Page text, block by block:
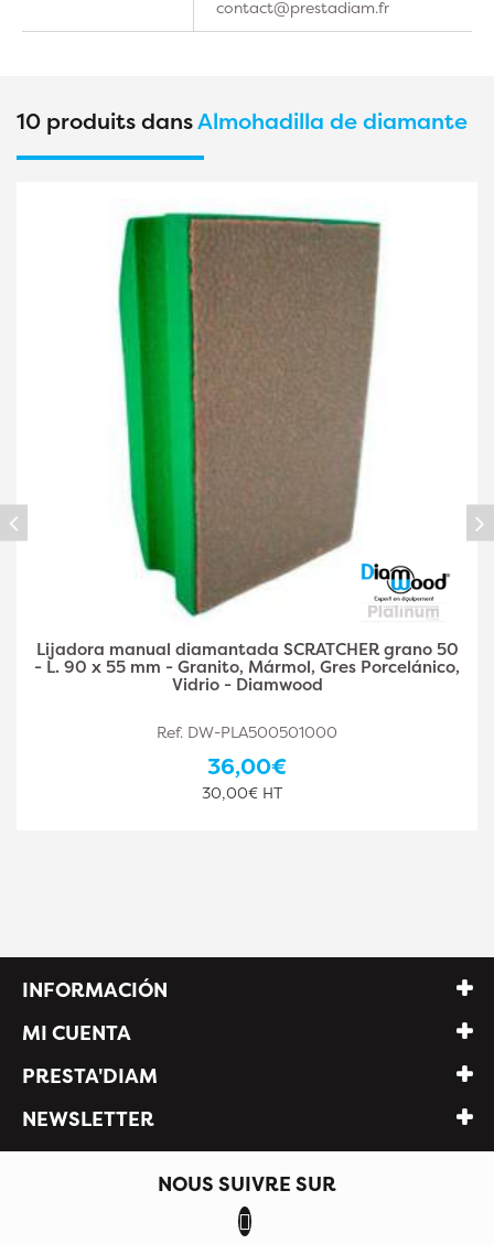
contact@prestadiam.fr
10 produits dansAlmohadilla de diamante
Cuña diamantada para lijar a mano SCRATCHER
Grain 100 - L. 90 x 55 mm - Granito, Mármol, Gres
Porcelánico, Vidrio - Diamwood
Ref. DW-PLA500501001
36,00€
30,00€ HT
INFORMACIÓN
MI CUENTA
PRESTA'DIAM
NEWSLETTER
NOUS SUIVRE SUR